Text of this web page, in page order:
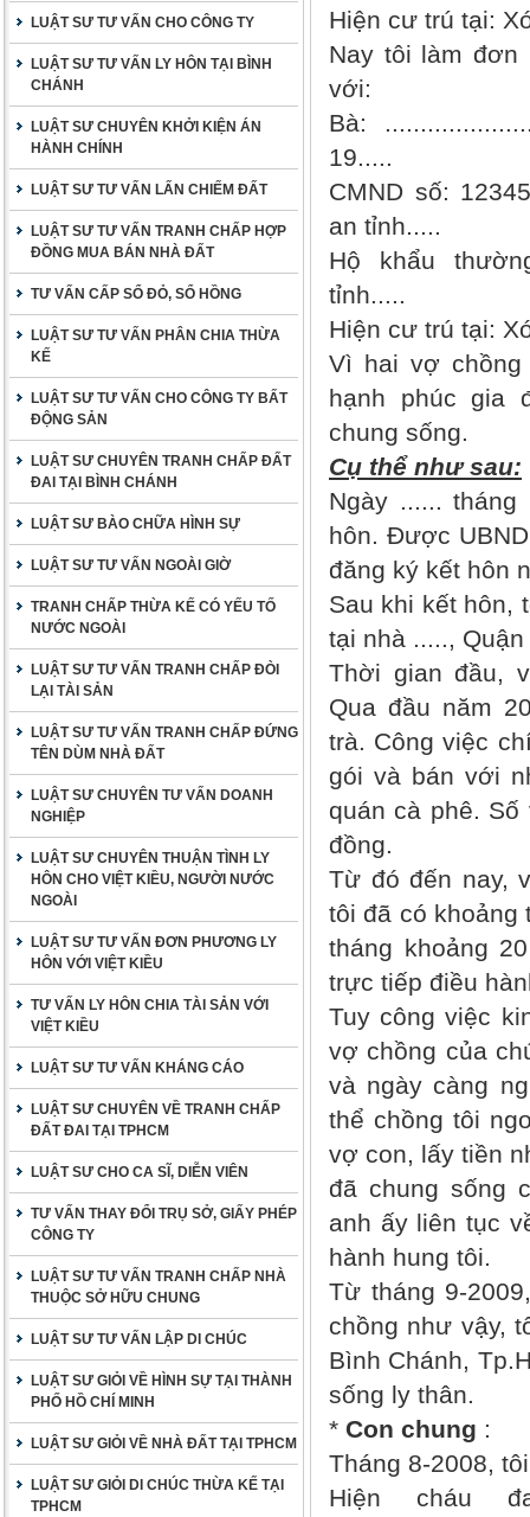
LUẬT SƯ TƯ VẤN CHO CÔNG TY
LUẬT SƯ TƯ VẤN LY HÔN TẠI BÌNH
CHÁNH
LUẬT SƯ CHUYÊN KHỞI KIỆN ÁN
HÀNH CHÍNH
LUẬT SƯ TƯ VẤN LẤN CHIẾM ĐẤT
LUẬT SƯ TƯ VẤN TRANH CHẤP HỢP
ĐỒNG MUA BÁN NHÀ ĐẤT
TƯ VẤN CẤP SỔ ĐỎ, SỔ HỒNG
LUẬT SƯ TƯ VẤN PHÂN CHIA THỪA
KẾ
LUẬT SƯ TƯ VẤN CHO CÔNG TY BẤT
ĐỘNG SẢN
LUẬT SƯ CHUYÊN TRANH CHẤP ĐẤT
ĐAI TẠI BÌNH CHÁNH
LUẬT SƯ BÀO CHỮA HÌNH SỰ
LUẬT SƯ TƯ VẤN NGOÀI GIỜ
TRANH CHẤP THỪA KẾ CÓ YẾU TỐ
NƯỚC NGOÀI
LUẬT SƯ TƯ VẤN TRANH CHẤP ĐÒI
LẠI TÀI SẢN
LUẬT SƯ TƯ VẤN TRANH CHẤP ĐỨNG
TÊN DÙM NHÀ ĐẤT
LUẬT SƯ CHUYÊN TƯ VẤN DOANH
NGHIỆP
LUẬT SƯ CHUYÊN THUẬN TÌNH LY
HÔN CHO VIỆT KIỀU, NGƯỜI NƯỚC
NGOÀI
LUẬT SƯ TƯ VẤN ĐƠN PHƯƠNG LY
HÔN VỚI VIỆT KIỀU
TƯ VẤN LY HÔN CHIA TÀI SẢN VỚI
VIỆT KIỀU
LUẬT SƯ TƯ VẤN KHÁNG CÁO
LUẬT SƯ CHUYÊN VỀ TRANH CHẤP
ĐẤT ĐAI TẠI TPHCM
LUẬT SƯ CHO CA SĨ, DIỄN VIÊN
TƯ VẤN THAY ĐỔI TRỤ SỞ, GIẤY PHÉP
CÔNG TY
LUẬT SƯ TƯ VẤN TRANH CHẤP NHÀ
THUỘC SỞ HỮU CHUNG
LUẬT SƯ TƯ VẤN LẬP DI CHÚC
LUẬT SƯ GIỎI VỀ HÌNH SỰ TẠI THÀNH
PHỐ HỒ CHÍ MINH
LUẬT SƯ GIỎI VỀ NHÀ ĐẤT TẠI TPHCM
LUẬT SƯ GIỎI DI CHÚC THỪA KẾ TẠI
TPHCM
Hiện cư trú tại:
Nay tôi làm đơn
với:
Bà:
19.....
CMND số:
an tỉnh.....
Hộ khẩu
tỉnh.....
Hiện cư trú tại:
Vì hai vợ chồng
hạnh phúc gia
chung sống.
Cụ thể như sau:
Ngày ......
hôn. Được
đăng ký kết hôn
Sau khi kết hôn,
tại nhà .....,
Thời gian đầu,
Qua đầu năm
trà. Công việc
gói và bán với
quán cà phê. Số
đồng.
Từ đó đến nay,
tôi đã có khoảng
tháng khoảng
trực tiếp điều
Tuy công việc
vợ chồng của
và ngày càng
thể chồng tôi
vợ con, lấy tiền
đã chung sống
anh ấy liên tục
hành hung tôi.
Từ tháng 9-
chồng như vậy,
Bình Chánh,
sống ly thân.
* Con chung :
Tháng 8-2008,
Hiện cháu